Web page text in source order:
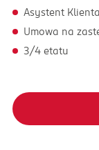
Asystent
Umowa na
3/4 etatu